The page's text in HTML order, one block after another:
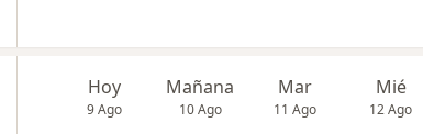
Hoy
9 Ago
Mañana
10 Ago
Mar
11 Ago
Mié
12 Ago